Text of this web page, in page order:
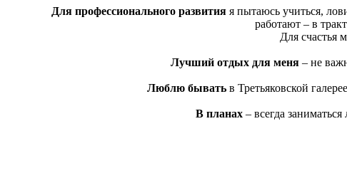
Для профессионального развития я пытаюсь учиться,
работают – в
Для счастья
Лучший отдых для меня – не
Люблю бывать в Третьяковской
В планах – всегда